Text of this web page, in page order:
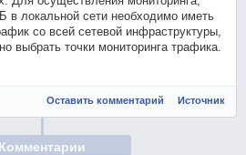
в локальной сети необходимо иметь
со всей сетевой инфраструктуры,
выбрать точки мониторинга трафика.
Оставить комментарий Источник
Комментарии